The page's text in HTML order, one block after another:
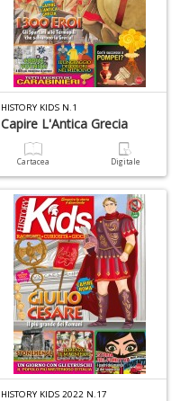
HISTORY KIDS N.1
Capire L'Antica Grecia
Cartacea Digitale
HISTORY KIDS 2022 N.17